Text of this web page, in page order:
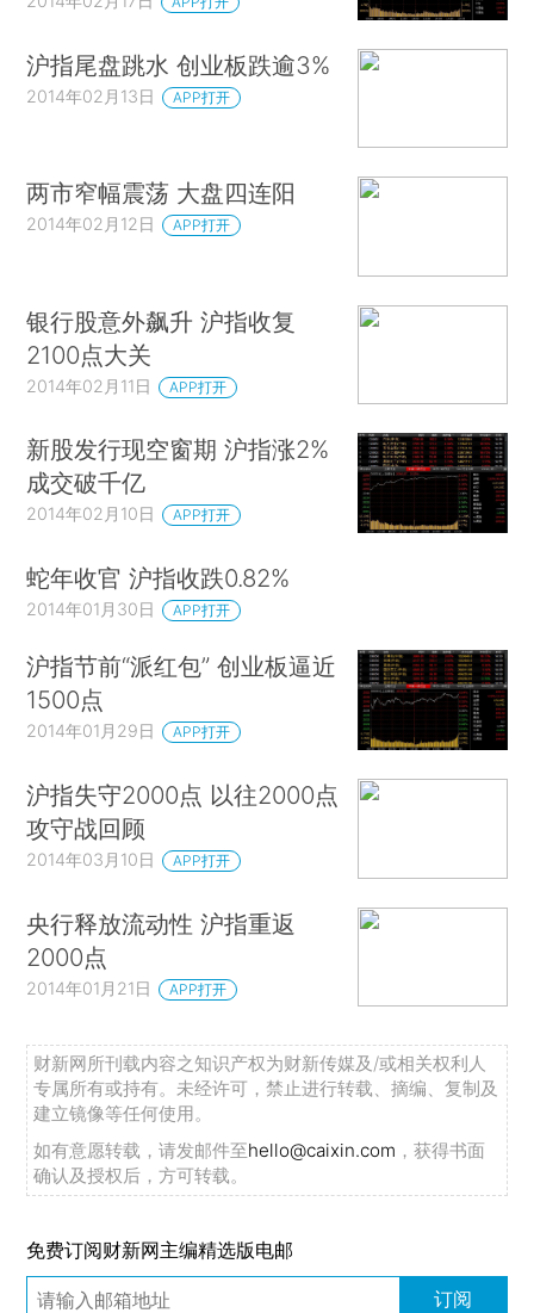
沪指尾盘跳水 创业板跌逾3%
2014年02月13日 APP打开
两市窄幅震荡 大盘四连阳
2014年02月12日 APP打开
银行股意外飙升 沪指收复
2100点大关
2014年02月11日 APP打开
新股发行现空窗期 沪指涨2%
成交破千亿
2014年02月10日 APP打开
蛇年收官 沪指收跌0.82%
2014年01月30日 APP打开
沪指节前“派红包” 创业板逼近
1500点
2014年01月29日 APP打开
沪指失守2000点 以往2000点
攻守战回顾
2014年03月10日 APP打开
央行释放流动性 沪指重返
2000点
2014年01月21日 APP打开
财新网所刊载内容之知识产权为财新传媒及/或相关权利人
专属所有或持有。未经许可，禁止进行转载、摘编、复制及
建立镜像等任何使用。
如有意愿转载，请发邮件至hello@caixin.com ，获得书面
确认及授权后，方可转载。
免费订阅财新网主编精选版电邮
订阅